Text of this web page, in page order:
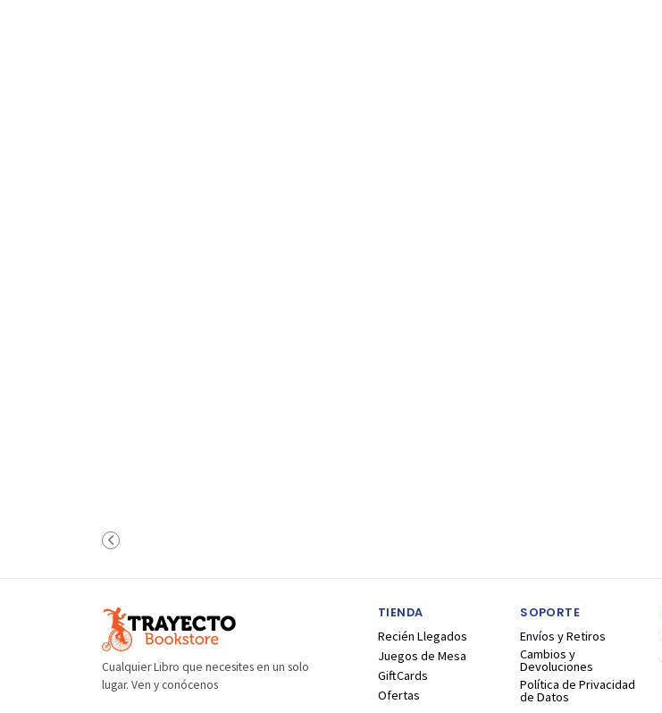
Cualquier Libro que necesites en un solo
lugar. Ven y conócenos
TIENDA
Recién Llegados
Juegos de Mesa
GiftCards
Ofertas
SOPORTE
Envíos y Retiros
Cambios y
Devoluciones
Política de Privacidad
de Datos